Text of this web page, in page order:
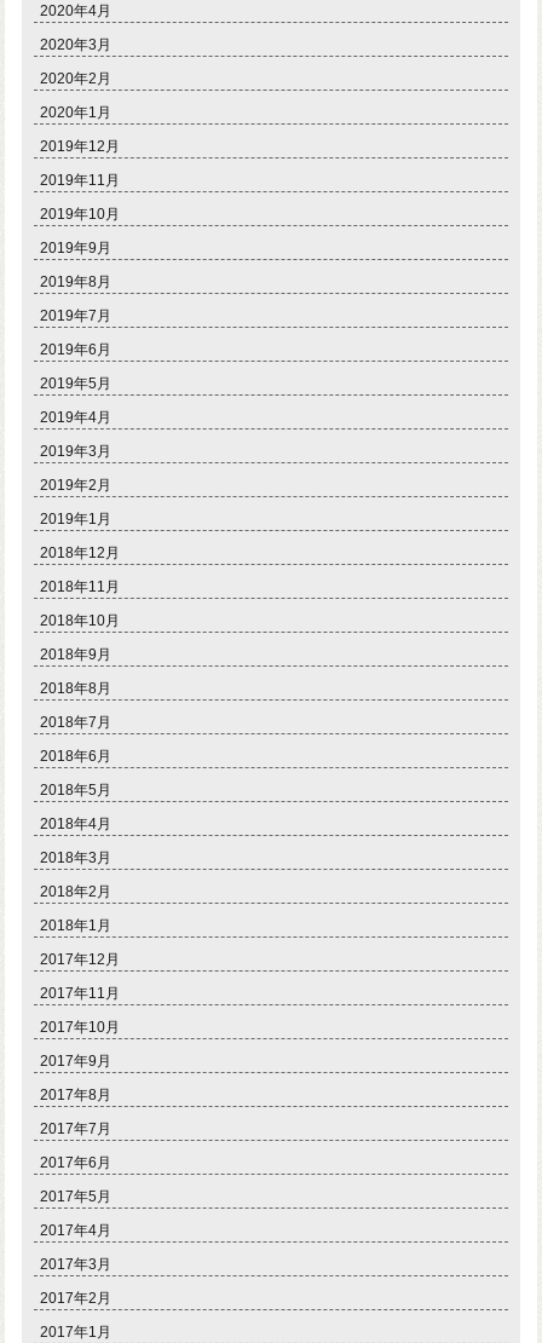
2020年4月
2020年3月
2020年2月
2020年1月
2019年12月
2019年11月
2019年10月
2019年9月
2019年8月
2019年7月
2019年6月
2019年5月
2019年4月
2019年3月
2019年2月
2019年1月
2018年12月
2018年11月
2018年10月
2018年9月
2018年8月
2018年7月
2018年6月
2018年5月
2018年4月
2018年3月
2018年2月
2018年1月
2017年12月
2017年11月
2017年10月
2017年9月
2017年8月
2017年7月
2017年6月
2017年5月
2017年4月
2017年3月
2017年2月
2017年1月